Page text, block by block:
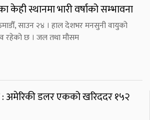
स्थानमा भारी वर्षाको सम्भावना
साउन २४ । हाल देशभर मनसुनी वायुको
रहेको छ । जल तथा मौसम
अमेरिकी डलर एकको खरिददर १५२